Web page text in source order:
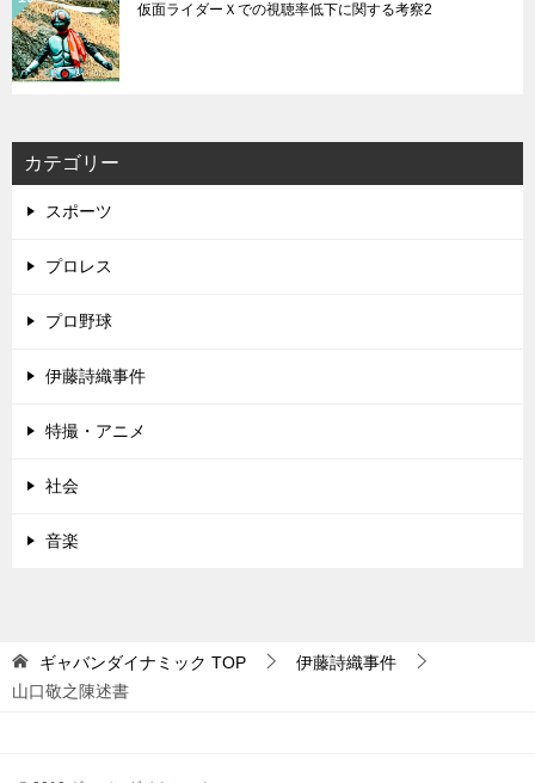
仮面ライダーＸでの視聴率低下に関する考察2
カテゴリー
スポーツ
プロレス
プロ野球
伊藤詩織事件
特撮・アニメ
社会
音楽
ギャバンダイナミック TOP
伊藤詩織事件
山口敬之陳述書